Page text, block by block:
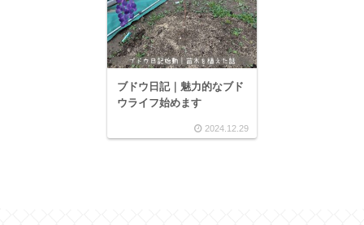
ブドウ日記｜魅力的なブド
ウライフ始めます
2024.12.29